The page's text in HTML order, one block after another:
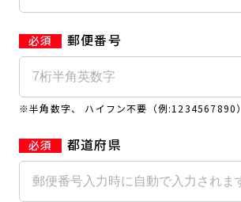
店舗へのお問い合わせ
入会を悩まれている方へトップ
キャンペーン
JOYFIT24
JOYFIT+ 店舗を探す
郵便番号
※半角数字、 ハイフン不要（例:1234567890）
都道府県